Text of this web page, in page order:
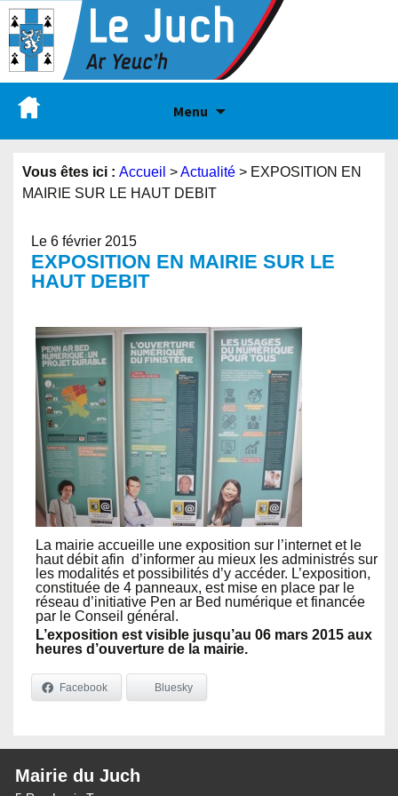
Menu
Vous êtes ici : Accueil >Actualité > EXPOSITION EN
MAIRIE SUR LE HAUT DEBIT
Le 6 février 2015
EXPOSITION EN MAIRIE SUR LE
HAUT DEBIT
La mairie accueille une exposition sur l’internet et le
haut débit afin d’informer au mieux les administrés sur
les modalités et possibilités d’y accéder. L’exposition,
constituée de 4 panneaux, est mise en place par le
réseau d’initiative Pen ar Bed numérique et financée
par le Conseil général.
L’exposition est visible jusqu’au 06 mars 2015 aux
heures d’ouverture de la mairie.
Facebook Bluesky
Mairie du Juch